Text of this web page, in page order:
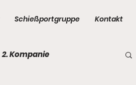
Schießportgruppe Kontakt
2. Kompanie